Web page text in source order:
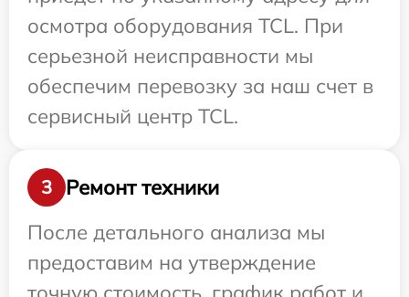
осмотра оборудования TCL. При
серьезной неисправности мы
обеспечим перевозку за наш счет в
сервисный центр TCL.
3
Ремонт техники
После детального анализа мы
предоставим на утверждение